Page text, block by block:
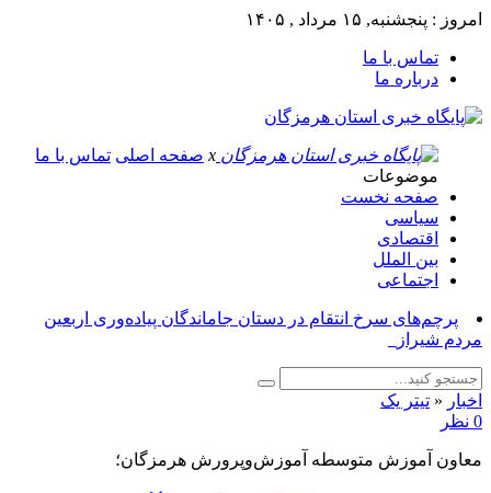
امروز : پنجشنبه, ۱۵ مرداد , ۱۴۰۵
تماس با ما
درباره ما
x صفحه اصلی تماس با ما
موضوعات
صفحه نخست
سیاسی
اقتصادی
بین الملل
اجتماعی
پرچم‌های سرخ انتقام در دستان جاماندگان پیاده‌وری اربعین
مردم شیراز_
اخبار « تیتر یک
0 نظر
معاون آموزش متوسطه آموزش‌وپرورش هرمزگان؛